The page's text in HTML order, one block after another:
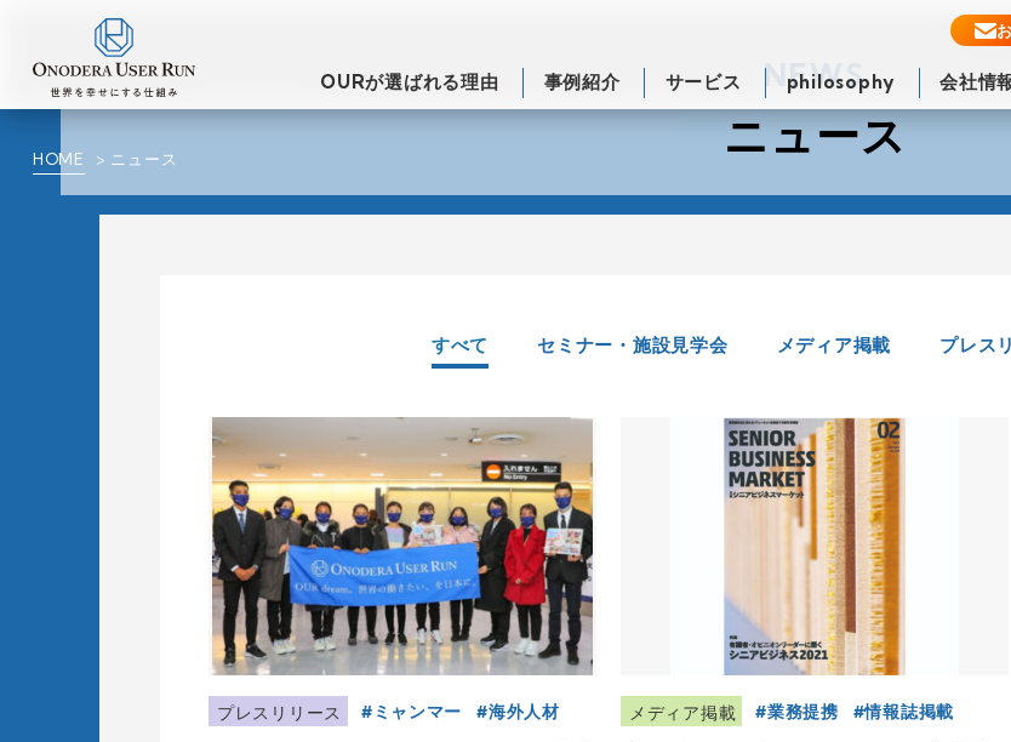
OURが選ばれる理由 事例紹介 サービス philosophy 会社情
NEWS
ニュース
HOME ニュース
すべて セミナー・施設見学会 メディア掲載 プレス
プレスリリース ミャンマー 海外人材 メディア掲載 業務提携 情報誌掲載